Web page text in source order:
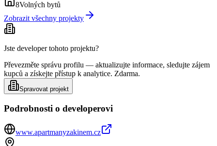
8Volných bytů
Zobrazit všechny projekty
Jste developer tohoto projektu?
Převezměte správu profilu — aktualizujte informace, sledujte zájem
kupců a získejte přístup k analytice. Zdarma.
Spravovat projekt
Podrobnosti o developerovi
www.apartmanyzakinem.cz